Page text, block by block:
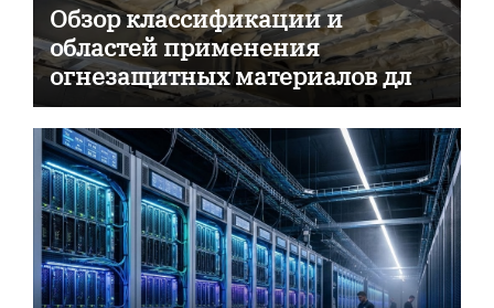
Обзор классификации и
областей применения
огнезащитных материалов для
пассивной противопожарной
защиты